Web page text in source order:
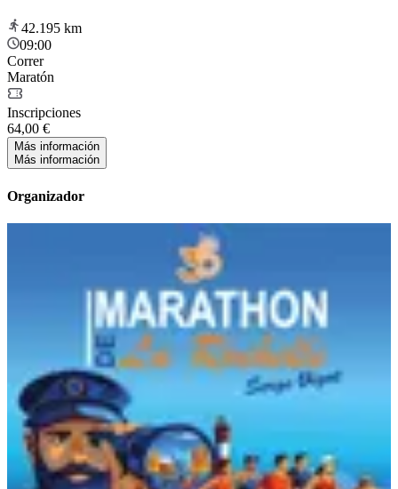
42.195 km
09:00
Correr
Maratón
Inscripciones
64,00 €
Más información
Más información
Organizador